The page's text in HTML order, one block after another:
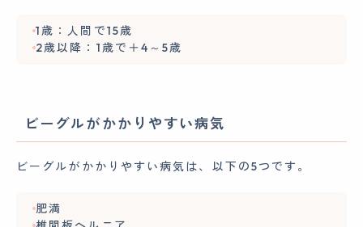
1歳：人間で15歳
2歳以降：1歳で＋4～5歳
ビーグルがかかりやすい病気
ビーグルがかかりやすい病気は、以下の5つです。
肥満